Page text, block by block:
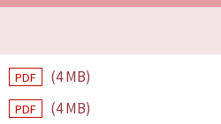
PDF
(4 MB)
PDF (4 MB)